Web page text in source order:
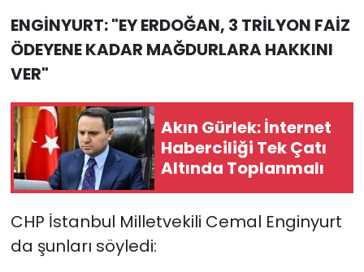
ENGİNYURT: "EY ERDOĞAN, 3 TRİLYON FAİZ
ÖDEYENE KADAR MAĞDURLARA HAKKINI
VER"
Akın Gürlek: İnternet
Haberciliği Tek Çatı
Altında Toplanmalı
CHP İstanbul Milletvekili Cemal Enginyurt
da şunları söyledi: